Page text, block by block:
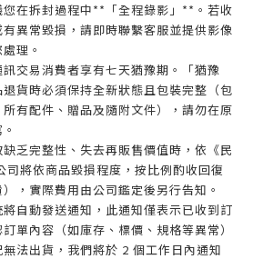
在拆封過程中**「全程錄影」**。若收
異常毀損，請即時聯繫客服並提供影像
理。
交易消費者享有七天猶豫期。「猶豫
貨時必須保持全新狀態且包裝完整（包
有配件、贈品及隨附文件），請勿在原
乏完整性、失去再販售價值時，依《民
司將依商品毀損程度，按比例酌收回復
，實際費用由公司鑑定後另行告知。
自動發送通知，此通知僅表示已收到訂
單內容（如庫存、標價、規格等異常）
法出貨，我們將於 2 個工作日內通知